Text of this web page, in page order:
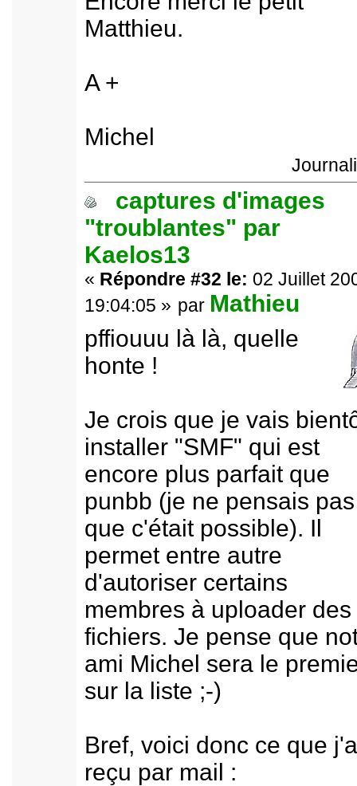
Matthieu.
A +
Michel
captures d'images
"troublantes" par
Kaelos13
« Répondre #32 le: 02 Juillet
19:04:05 » par Mathieu
pffiouuu là là, quelle
honte !
Je crois que je vais
installer "SMF" qui est
encore plus parfait que
punbb (je ne pensais pas
que c'était possible). Il
permet entre autre
d'autoriser certains
membres à uploader des
fichiers. Je pense que
ami Michel sera le
sur la liste ;-)
Bref, voici donc ce que
reçu par mail :